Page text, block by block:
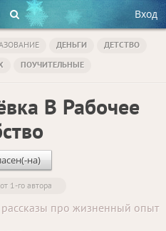
Вход
ДЕНЬГИ
ДЕТСТВО
ПОУЧИТЕЛЬНЫЕ
В Рабочее
на)
1-го автора
про жизненный опыт